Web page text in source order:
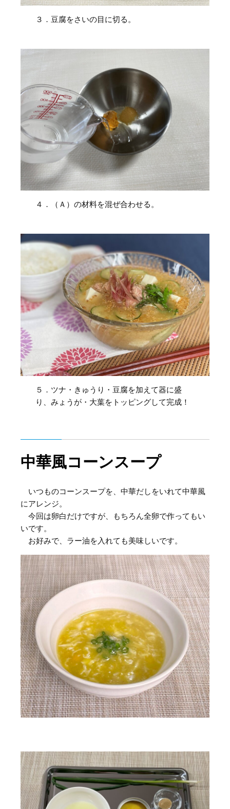
３．豆腐をさいの目に切る。
４．（Ａ）の材料を混ぜ合わせる。
５．ツナ・きゅうり・豆腐を加えて器に盛
り、みょうが・大葉をトッピングして完成！
中華風コーンスープ
いつものコーンスープを、中華だしをいれて中華風
にアレンジ。
今回は卵白だけですが、もちろん全卵で作ってもい
いです。
お好みで、ラー油を入れても美味しいです。